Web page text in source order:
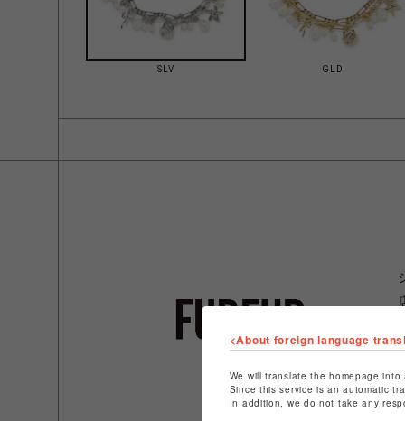
SLV GLD
<About foreign language
We will translate the homepage
Since this service is an automatic
In addition, we do not take any